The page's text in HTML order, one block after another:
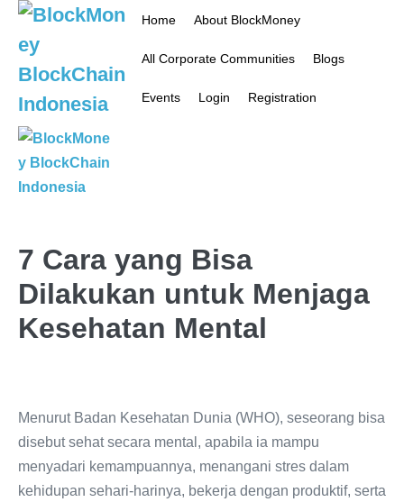
Home About BlockMoney
All Corporate Communities Blogs
Events Login Registration
7 Cara yang Bisa
Dilakukan untuk Menjaga
Kesehatan Mental
Menurut Badan Kesehatan Dunia (WHO), seseorang bisa
disebut sehat secara mental, apabila ia mampu
menyadari kemampuannya, menangani stres dalam
kehidupan sehari-harinya, bekerja dengan produktif, serta